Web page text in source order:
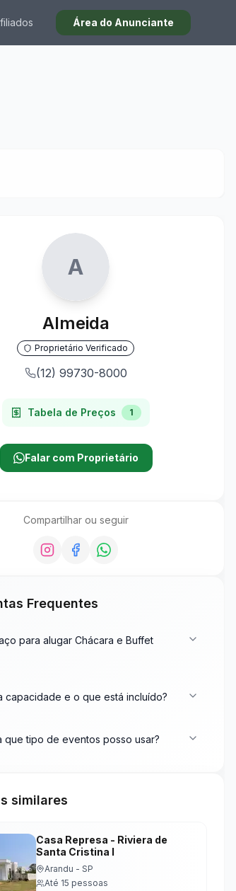
Área do Anunciante
A
Almeida
Proprietário Verificado
(12) 99730-8000
Tabela de Preços 1
Falar com Proprietário
Compartilhar ou seguir
Frequentes
para alugarChácara e Buffet
capacidade e o que está incluído?
que tipo de eventos posso usar?
similares
Casa Represa - Riviera de
Santa Cristina I
Arandu - SP
Até 15 pessoas